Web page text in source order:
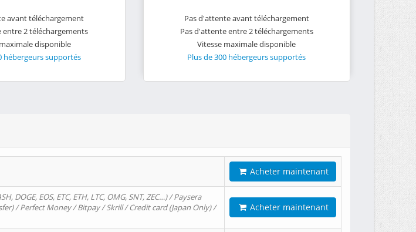
avant téléchargement
entre 2 téléchargements
disponible
hébergeurs supportés
Pas d'attente avant téléchargement
Pas d'attente entre 2 téléchargements
Vitesse maximale disponible
Plus de 300 hébergeurs supportés
Acheter maintenant
DOGE, EOS, ETC, ETH, LTC, OMG, SNT, ZEC…) / Paysera
/ Perfect Money / Bitpay / Skrill / Credit card (Japan Only) /
Acheter maintenant